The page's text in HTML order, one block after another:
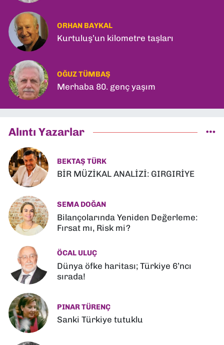
ORHAN BAYKAL
Kurtuluş’un kilometre taşları
OĞUZ TÜMBAŞ
Merhaba 80. genç yaşım
Alıntı Yazarlar
BEKTAŞ TÜRK
BİR MÜZİKAL ANALİZİ: GIRGIRİYE
SEMA DOĞAN
Bilançolarında Yeniden Değerleme:
Fırsat mı, Risk mi?
ÖCAL ULUÇ
Dünya öfke haritası; Türkiye 6’ncı
sırada!
PINAR TÜRENÇ
Sanki Türkiye tutuklu